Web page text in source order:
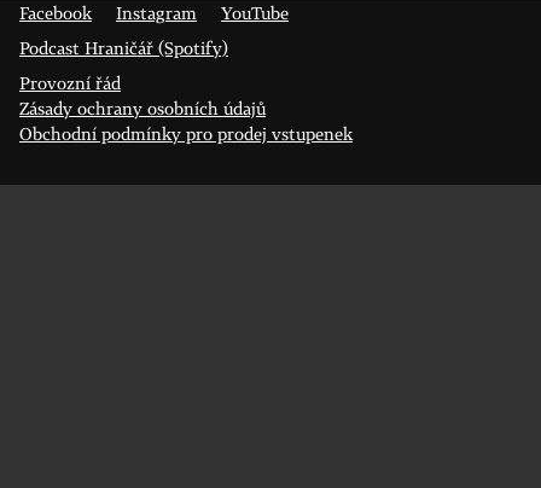
Facebook
Instagram
YouTube
Podcast Hraničář (Spotify)
Provozní řád
Zásady ochrany osobních údajů
Obchodní podmínky pro prodej vstupenek